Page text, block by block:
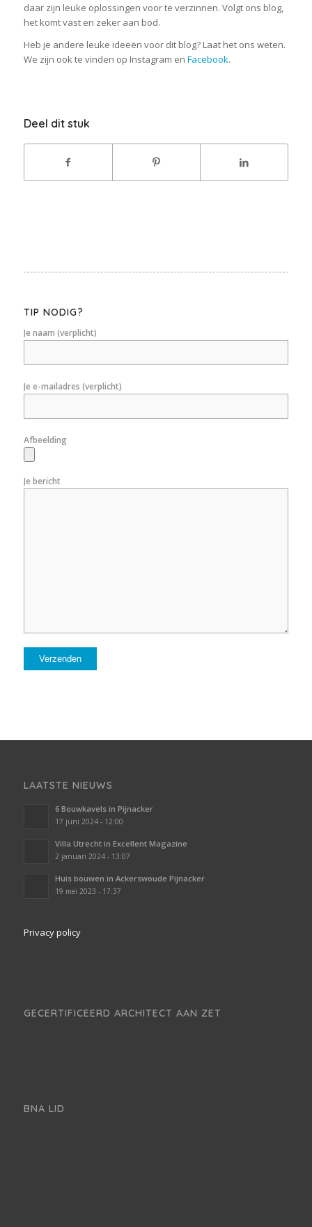
daar zijn leuke oplossingen voor te verzinnen. Volgt ons blog,
het komt vast en zeker aan bod.
Heb je andere leuke ideeën voor dit blog? Laat het ons weten.
We zijn ook te vinden op Instagram en Facebook.
Deel dit stuk
TIP NODIG?
Je naam (verplicht)
Je e-mailadres (verplicht)
Afbeelding
Je bericht
LAATSTE NIEUWS
6 Bouwkavels in Pijnacker
17 juni 2024 - 12:00
Villa Utrecht in Excellent Magazine
2 januari 2024 - 13:07
Huis bouwen in Ackerswoude Pijnacker
19 mei 2023 - 17:37
Privacy policy
GECERTIFICEERD ARCHITECT AAN ZET
BNA LID